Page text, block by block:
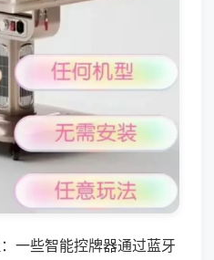
一些智能控牌器通过蓝牙